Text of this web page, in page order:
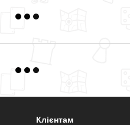
Клієнтам